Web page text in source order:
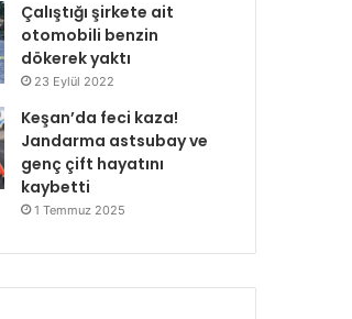
Çalıştığı şirkete ait
otomobili benzin
dökerek yaktı
23 Eylül 2022
Keşan’da feci kaza!
Jandarma astsubay ve
genç çift hayatını
kaybetti
1 Temmuz 2025